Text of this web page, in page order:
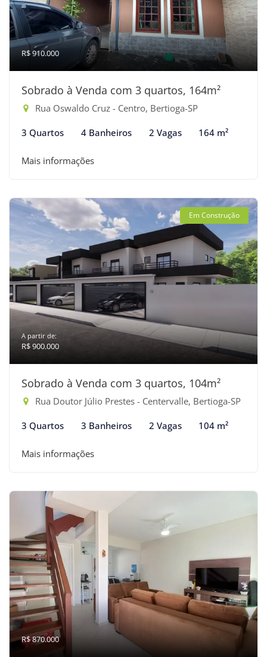
R$ 910.000
Sobrado à Venda com 3 quartos, 164m²
Rua Oswaldo Cruz - Centro, Bertioga-SP
3 Quartos 4 Banheiros 2 Vagas 164 m²
Mais informações
Em Construção
A partir de:
R$ 900.000
Sobrado à Venda com 3 quartos, 104m²
Rua Doutor Júlio Prestes - Centervalle, Bertioga-SP
3 Quartos 3 Banheiros 2 Vagas 104 m²
Mais informações
R$ 870.000